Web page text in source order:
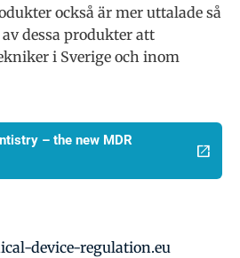
också är mer uttalade så
dessa produkter att
i Sverige och inom
– the new MDR
device-regulation.eu